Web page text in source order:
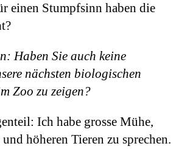
einen Stumpfsinn haben die
Haben Sie auch keine
nächsten biologischen
Zoo zu zeigen?
Ich habe grosse Mühe,
höheren Tieren zu sprechen.